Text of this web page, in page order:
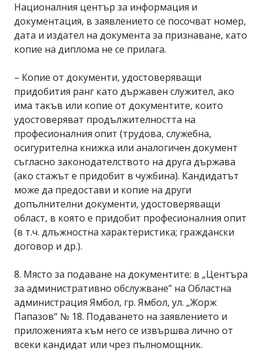
Националния център за информация и
документация, в заявлението се посочват номер,
дата и издател на документа за признаване, като
копие на диплома не се прилага.
– Копие от документи, удостоверяващи
придобития ранг като държавен служител, ако
има такъв или копие от документите, които
удостоверяват продължителността на
професионалния опит (трудова, служебна,
осигурителна книжка или аналогичен документ
съгласно законодателството на друга държава
(ако стажът е придобит в чужбина). Кандидатът
може да предостави и копие на други
допълнителни документи, удостоверяващи
област, в която е придобит професионалния опит
(в т.ч. длъжностна характеристика; граждански
договор и др.).
8. Място за подаване на документите: в „Центъра
за административно обслужване” на Областна
администрация Ямбол, гр. Ямбол, ул. „Жорж
Папазов“ № 18. Подаването на заявлението и
приложенията към него се извършва лично от
всеки кандидат или чрез пълномощник.